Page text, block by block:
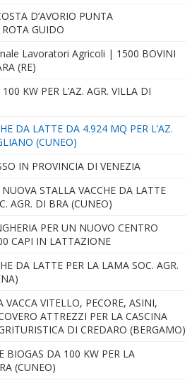
D’AVORIO PUNTA
ROTA GUIDO
Lavoratori Agricoli | 1500 BOVINI
(RE)
KW PER L’AZ. AGR. VILLA DI
DA LATTE DA 4.924 MQ PER L’AZ.
(CUNEO)
IN PROVINCIA DI VENEZIA
STALLA VACCHE DA LATTE
AGR. DI BRA (CUNEO)
PER UN NUOVO CENTRO
CAPI IN LATTAZIONE
DA LATTE PER LA LAMA SOC. AGR.
VITELLO, PECORE, ASINI,
ATTREZZI PER LA CASCINA
DI CREDARO (BERGAMO)
BIOGAS DA 100 KW PER LA
(CUNEO)